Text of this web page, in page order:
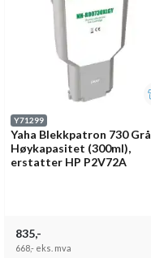
Y71299
Yaha Blekkpatron 730 Grå
Høykapasitet (300ml),
erstatter HP P2V72A
835,-
668,- eks. mva